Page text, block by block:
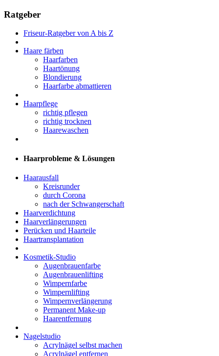
Ratgeber
Friseur-Ratgeber von A bis Z
Haare färben
Haarfarben
Haartönung
Blondierung
Haarfarbe abmattieren
Haarpflege
richtig pflegen
richtig trocknen
Haarewaschen
Haarprobleme & Lösungen
Haarausfall
Kreisrunder
durch Corona
nach der Schwangerschaft
Haarverdichtung
Haarverlängerungen
Perücken und Haarteile
Haartransplantation
Kosmetik-Studio
Augenbrauenfarbe
Augenbrauenlifting
Wimpernfarbe
Wimpernlifting
Wimpernverlängerung
Permanent Make-up
Haarentfernung
Nagelstudio
Acrylnägel selbst machen
Acrylnägel entfernen